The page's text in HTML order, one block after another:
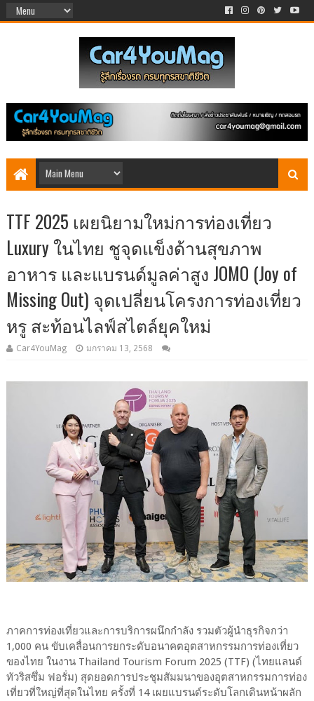
TTF 2025 เผยนิยามใหม่การท่องเที่ยว
Luxury ในไทย ชูจุดแข็งด้านสุขภาพ
อาหาร และแบรนด์มูลค่าสูง JOMO (Joy of
Missing Out) จุดเปลี่ยนโครงการท่องเที่ยว
หรู สะท้อนไลฟ์สไตล์ยุคใหม่
Car4YouMag มกราคม 13, 2568
ภาคการท่องเที่ยวและการบริการผนึกกำลัง รวมตัวผู้นำธุรกิจกว่า
1,000 คน ขับเคลื่อนการยกระดับอนาคตอุตสาหกรรมการท่องเที่ยว
ของไทย ในงาน Thailand Tourism Forum 2025 (TTF) (ไทยแลนด์
ทัวริสซึ่ม ฟอรั่ม) สุดยอดการประชุมสัมมนาของอุตสาหกรรมการท่อง
เที่ยวที่ใหญ่ที่สุดในไทย ครั้งที่ 14 เผยแบรนด์ระดับโลกเดินหน้าผลัก